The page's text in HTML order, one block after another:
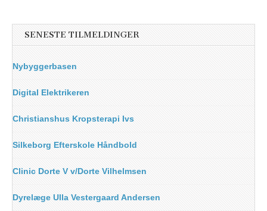
SENESTE TILMELDINGER
Nybyggerbasen
Digital Elektrikeren
Christianshus Kropsterapi Ivs
Silkeborg Efterskole Håndbold
Clinic Dorte V v/Dorte Vilhelmsen
Dyrelæge Ulla Vestergaard Andersen